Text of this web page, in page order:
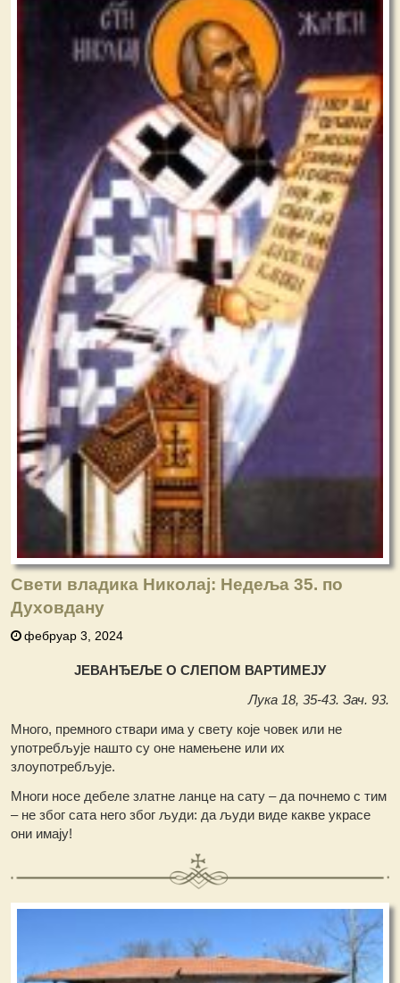
Свети владика Николај: Недеља 35. по
Духовдану
фебруар 3, 2024
ЈЕВАНЂЕЉЕ О СЛЕПОМ ВАРТИМЕЈУ
Лука 18, 35-43. Зач. 93.
Много, премного ствари има у свету које човек или не
употребљује нашто су оне намењене или их
злоупотребљује.
Многи носе дебеле златне ланце на сату – да почнемо с тим
– не због сата него због људи: да људи виде какве украсе
они имају!